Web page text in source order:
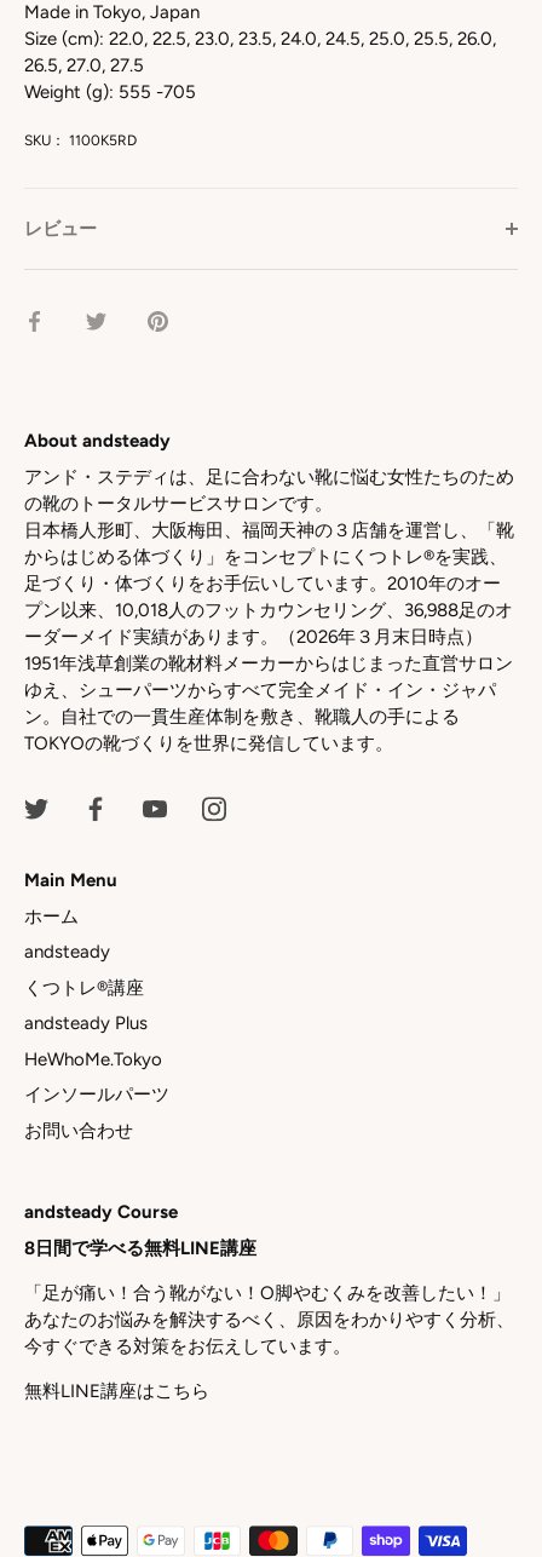
Made in Tokyo, Japan
Size (cm): 22.0, 22.5, 23.0, 23.5, 24.0, 24.5, 25.0, 25.5, 26.0,
26.5, 27.0, 27.5
Weight (g): 555 -705
SKU： 1100K5RD
レビュー
facebookTwitterpinterest
About andsteady
アンド・ステディは、足に合わない靴に悩む女性たちのため
の靴のトータルサービスサロンです。
日本橋人形町、大阪梅田、福岡天神の３店舗を運営し、「靴
からはじめる体づくり」をコンセプトにくつトレ®を実践、
足づくり・体づくりをお手伝いしています。2010年のオー
プン以来、10,018人のフットカウンセリング、36,988足のオ
ーダーメイド実績があります。（2026年３月末日時点）
1951年浅草創業の靴材料メーカーからはじまった直営サロン
ゆえ、シューパーツからすべて完全メイド・イン・ジャパ
ン。自社での一貫生産体制を敷き、靴職人の手による
TOKYOの靴づくりを世界に発信しています。
Main Menu
ホーム
andsteady
くつトレ®講座
andsteady Plus
HeWhoMe.Tokyo
インソールパーツ
お問い合わせ
andsteady Course
8日間で学べる無料LINE講座
「足が痛い！合う靴がない！O脚やむくみを改善したい！」
あなたのお悩みを解決するべく、原因をわかりやすく分析、
今すぐできる対策をお伝えしています。
無料LINE講座はこちら